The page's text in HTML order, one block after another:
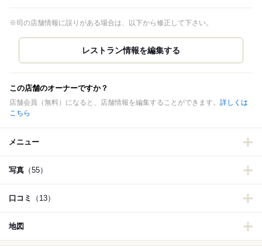
※司の店舗情報に誤りがある場合は、以下から修正して下さい。
この店舗のオーナーですか？
店舗会員（無料）になると、店舗情報を編集することができます。 詳しくは
こちら
メニュー
写真 （55）
口コミ （13）
地図